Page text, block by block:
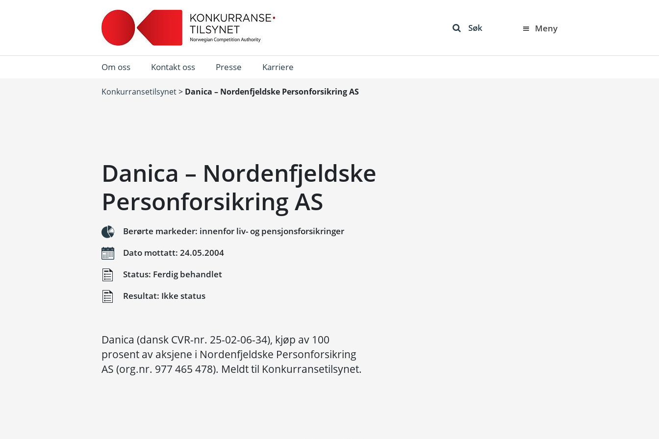
Søk Meny
Om oss Kontakt oss Presse Karriere
Konkurransetilsynet> Danica – Nordenfjeldske Personforsikring AS
Danica – Nordenfjeldske
Personforsikring AS
Berørte markeder: innenfor liv- og pensjonsforsikringer
Dato mottatt: 24.05.2004
Status: Ferdig behandlet
Resultat: Ikke status
Danica (dansk CVR-nr. 25-02-06-34), kjøp av 100
prosent av aksjene i Nordenfjeldske Personforsikring
AS (org.nr. 977 465 478). Meldt til Konkurransetilsynet.